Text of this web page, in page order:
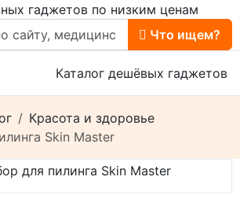
гаджетов по низким ценам
Что ищем?
Каталог дешёвых гаджетов
Красота и здоровье
Skin Master